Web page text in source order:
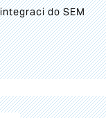
do SEM